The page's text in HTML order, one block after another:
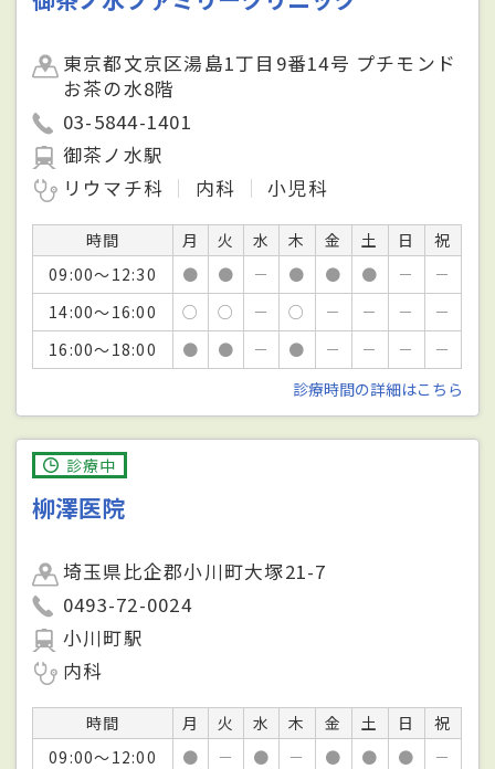
東京都文京区湯島1丁目9番14号 プチモンド
お茶の水8階
03-5844-1401
御茶ノ水駅
リウマチ科
内科 小児科
時間 月 火 水 木 金 土 日
祝
09:00～12:30
● ● － ● ● ● －
－
14:00～16:00
○ ○ － ○ － － －
－
16:00～18:00
● ● － ● － － －
－
診療時間の詳細はこちら
診療中
柳澤医院
埼玉県比企郡小川町大塚21-7
0493-72-0024
小川町駅
内科
時間 月 火 水 木 金 土 日
祝
09:00～12:00
● － ● － ● ● ●
－